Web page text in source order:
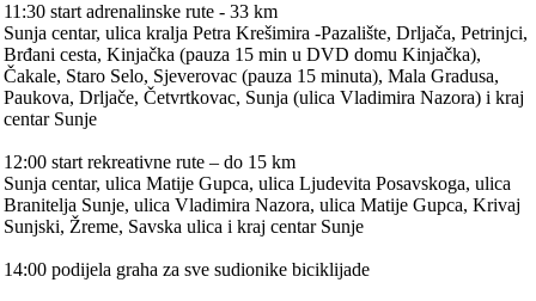
11:30 start adrenalinske rute - 33 km
Sunja centar, ulica kralja Petra Krešimira -Pazalište, Drljača, Petrinjci,
Brđani cesta, Kinjačka (pauza 15 min u DVD domu Kinjačka),
Čakale, Staro Selo, Sjeverovac (pauza 15 minuta), Mala Gradusa,
Paukova, Drljače, Četvrtkovac, Sunja (ulica Vladimira Nazora) i kraj
centar Sunje
12:00 start rekreativne rute – do 15 km
Sunja centar, ulica Matije Gupca, ulica Ljudevita Posavskoga, ulica
Branitelja Sunje, ulica Vladimira Nazora, ulica Matije Gupca, Krivaj
Sunjski, Žreme, Savska ulica i kraj centar Sunje
14:00 podijela graha za sve sudionike biciklijade